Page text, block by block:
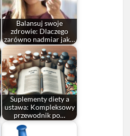
Balansuj swoje
zdrowie: Dlaczego
zarówno nadmiar jak…
Suplementy diety a
ustawa: Kompleksowy
przewodnik po…